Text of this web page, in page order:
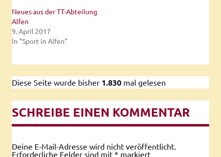
Neues aus der TT-Abteilung
Alfen
9. April 2017
In "Sport in Alfen"
Diese Seite wurde bisher 1.830 mal gelesen
SCHREIBE EINEN KOMMENTAR
Deine E-Mail-Adresse wird nicht veröffentlicht.
Erforderliche Felder sind mit * markiert